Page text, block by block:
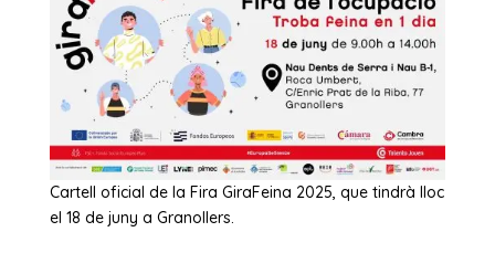
Cartell oficial de la Fira GiraFeina 2025, que tindrà lloc
el 18 de juny a Granollers.